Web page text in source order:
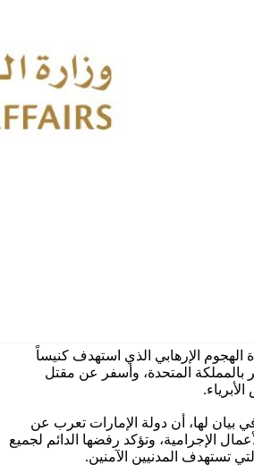
الهجوم الإرهابي الذي استهدف كنيساً
بالمملكة المتحدة، وأسفر عن مقتل
بيان لها، أن دولة الإمارات تعرب عن
الإجرامية، وتؤكد رفضها الدائم لجميع
تستهدف المدنيين الآمنين.